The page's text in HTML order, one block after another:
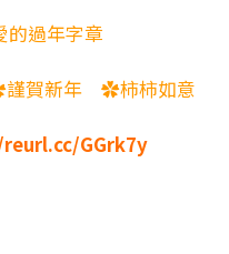
的過年字章
賀新年 ✿柿柿如意
GGrk7y